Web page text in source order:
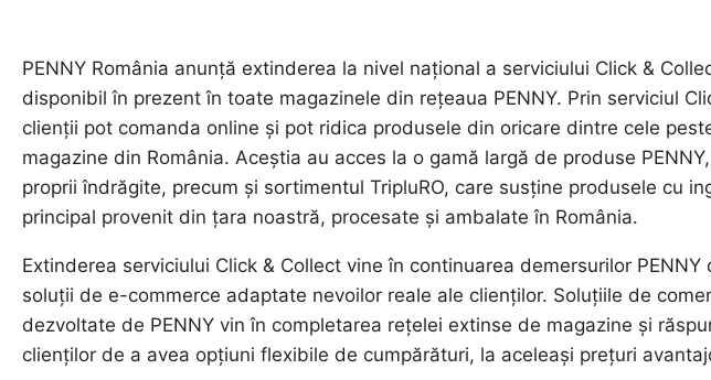
PENNY România anunță extinderea la nivel național a serviciului Click &
disponibil în prezent în toate magazinele din rețeaua PENNY. Prin serviciul
clienții pot comanda online și pot ridica produsele din oricare dintre cele
magazine din România. Aceștia au acces la o gamă largă de produse
proprii îndrăgite, precum și sortimentul TripluRO, care susține produsele cu
principal provenit din țara noastră, procesate și ambalate în România.
Extinderea serviciului Click & Collect vine în continuarea demersurilor PENNY
soluții de e-commerce adaptate nevoilor reale ale clienților. Soluțiile de
dezvoltate de PENNY vin în completarea rețelei extinse de magazine și
clienților de a avea opțiuni flexibile de cumpărături, la aceleași prețuri